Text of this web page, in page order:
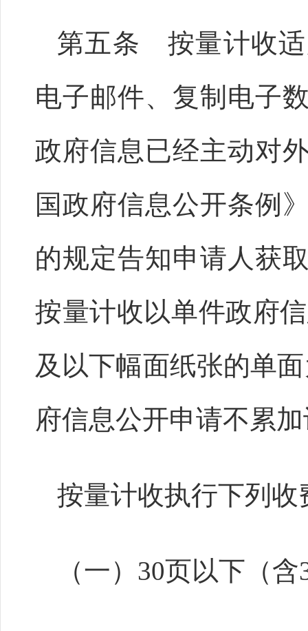
第五条 按量计收适
电子邮件、复制电子
政府信息已经主动对
国政府信息公开条例
的规定告知申请人获
按量计收以单件政府
及以下幅面纸张的单
府信息公开申请不累
按量计收执行下列收
（一）30页以下（